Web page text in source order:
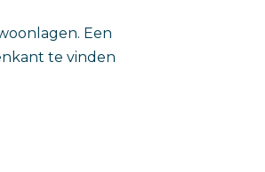
Een
te vinden